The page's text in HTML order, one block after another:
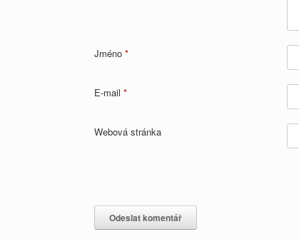
Jméno *
E-mail *
Webová stránka